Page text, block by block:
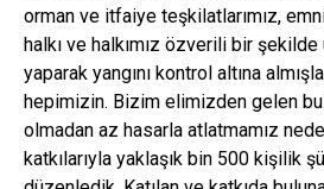
orman ve itfaiye teşkilatlarımız,
halkı ve halkımız özverili bir
yaparak yangını kontrol altına
hepimizin. Bizim elimizden gelen bu.
olmadan az hasarla atlatmamız
katkılarıyla yaklaşık bin 500 kişilik